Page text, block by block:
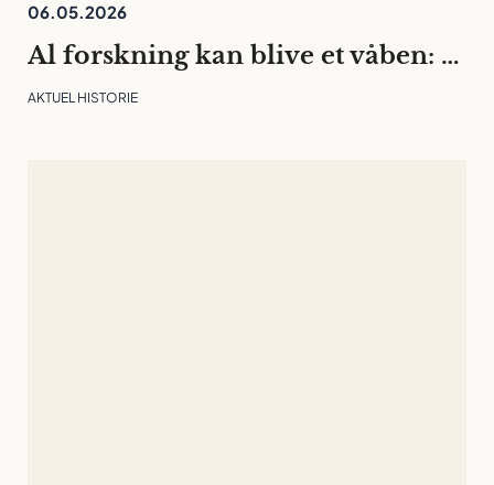
06.05.2026
Al forskning kan blive et våben: tre indsigter fra Forskningspolitisk Årsmøde
AKTUEL HISTORIE